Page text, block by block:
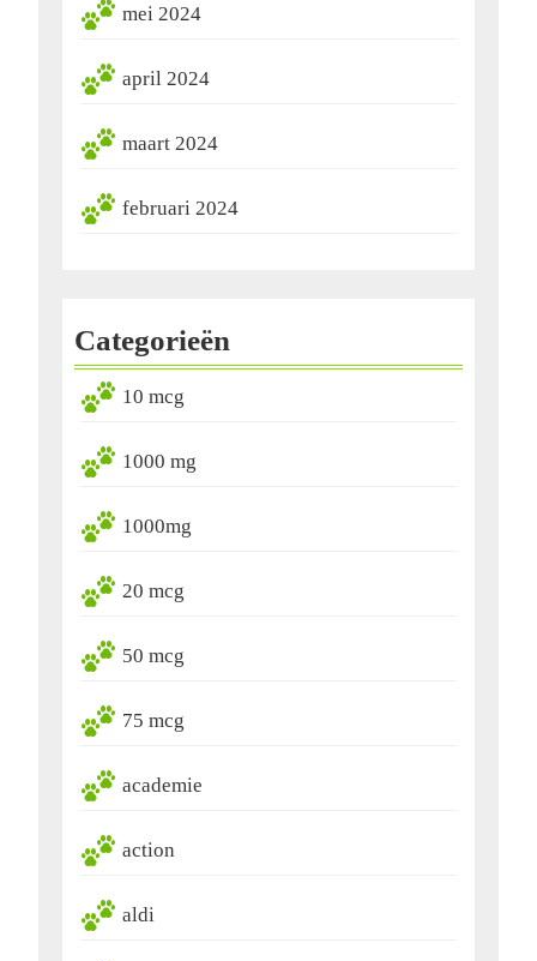
mei 2024
april 2024
maart 2024
februari 2024
Categorieën
10 mcg
1000 mg
1000mg
20 mcg
50 mcg
75 mcg
academie
action
aldi